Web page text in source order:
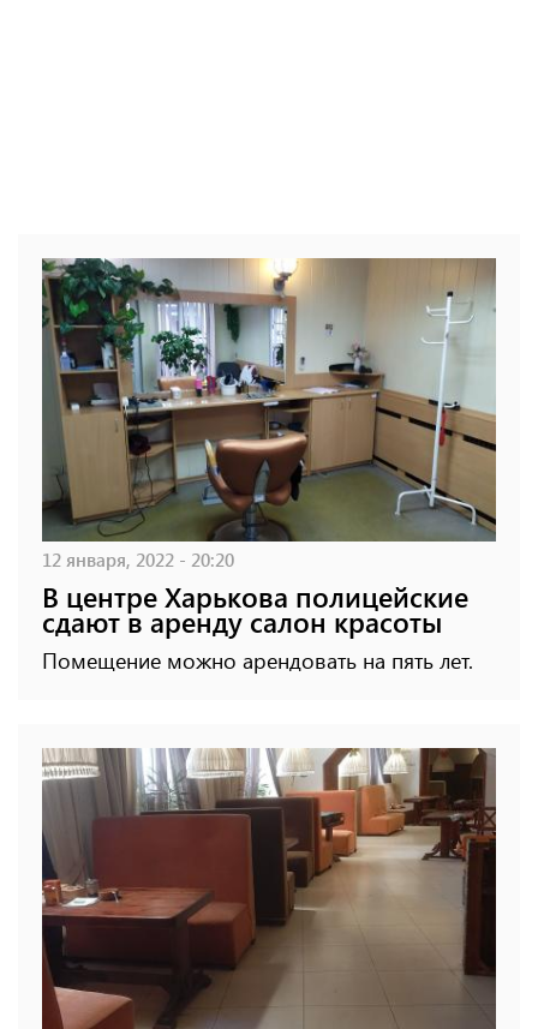
12 января, 2022 - 20:20
В центре Харькова полицейские
сдают в аренду салон красоты
Помещение можно арендовать на пять лет.